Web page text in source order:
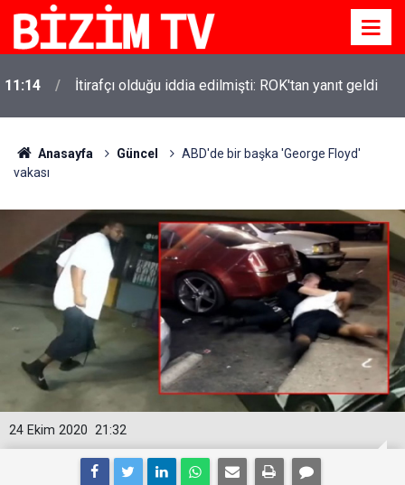
11:14 İtirafçı olduğu iddia edilmişti: ROK'tan yanıt geldi
Anasayfa Güncel
ABD'de bir başka 'George Floyd'
vakası
21:32
24 Ekim 2020